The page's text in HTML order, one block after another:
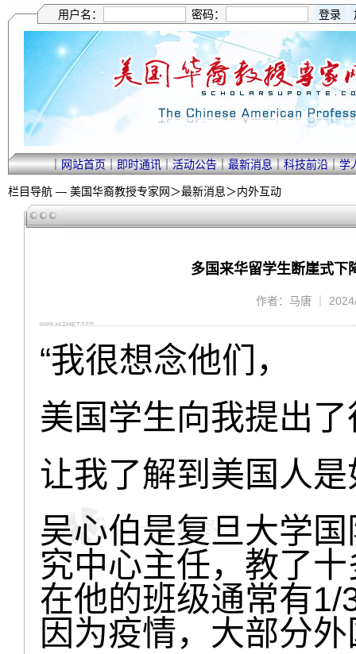
用户名： 密码：
｜网站首页｜即时通讯｜活动公告｜最新消息｜科技前沿｜学
栏目导航 — 美国华裔教授专家网＞最新消息＞内外互动
多国来华留学生断崖式下
作者：马唐 ｜
“我很想念他们，
美国学生向我提出
让我了解到美国人
吴心伯是复旦大学
究中心主任，教了
在他的班级通常有
因为疫情，大部分